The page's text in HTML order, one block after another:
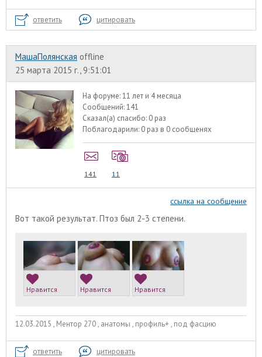
ответить цитировать
МашаПолянская offline
25 марта 2015 г., 9:51:01
На форуме:11 лет и 4 месяца
Сообщений:141
Сказал(а) спасибо: 0 раз
Поблагодарили: 0 раз в 0 сообщенях
141 11
ссылка на сообщение
Вот такой результат. Птоз был 2-3 степени.
Нравится Нравится Нравится
12.03.2015 , Ментор 270 , анатомы , профиль+ , под фасцию
ответить цитировать